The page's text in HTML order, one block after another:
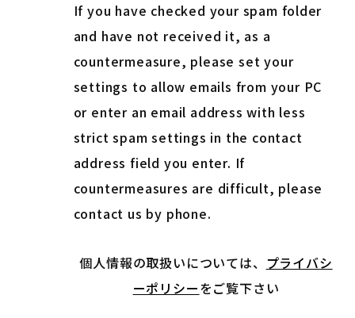
If you have checked your spam folder
and have not received it, as a
countermeasure, please set your
settings to allow emails from your PC
or enter an email address with less
strict spam settings in the contact
address field you enter. If
countermeasures are difficult, please
contact us by phone.
個人情報の取扱いについては、 プライバシ
ーポリシーをご覧下さい